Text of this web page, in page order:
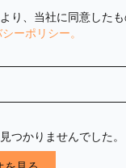
り、当社に同意したも
ーポリシー。
つかりませんでした。